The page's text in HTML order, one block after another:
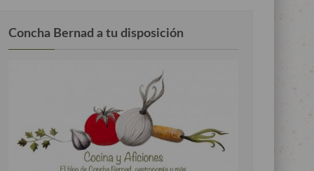
Concha Bernad a tu disposición